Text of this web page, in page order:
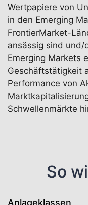
Wertpapiere von
in den Emerging
FrontierMarket-
ansässig sind
Emerging Markets
Geschäftstätigkeit
Performance von
Schwellenmärkte
So
Anlageklassen